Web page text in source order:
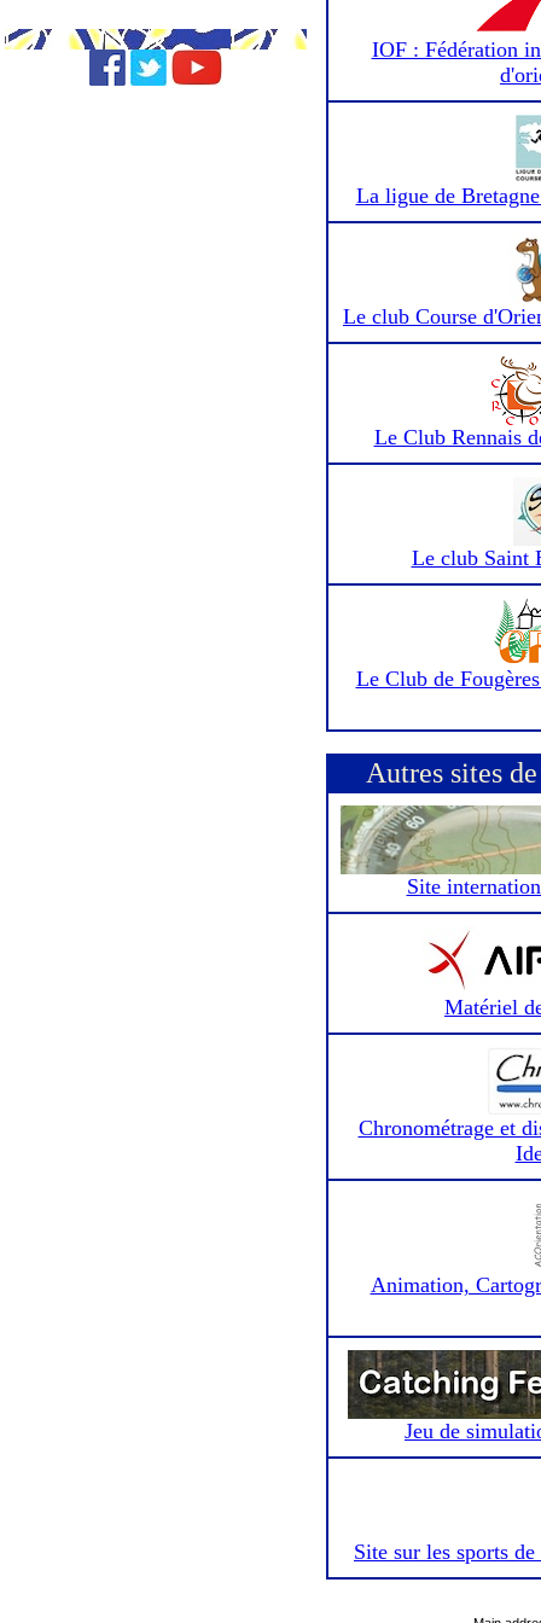
IOF : Fédération
La ligue de
Le club Course
Le Club Rennais
Le club Saint
Le Club de
Autres sites de
Site
Matériel
Chronométrage et
Animation,
Jeu de
Site sur les sports